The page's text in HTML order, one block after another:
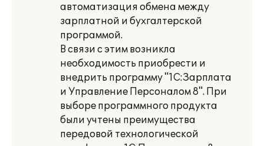
автоматизация обмена между
зарплатной и бухгалтерской
программой.
В связи с этим возникла
необходимость приобрести и
внедрить программу "1С:Зарплата
и Управление Персоналом 8". При
выборе программного продукта
были учтены преимущества
передовой технологической